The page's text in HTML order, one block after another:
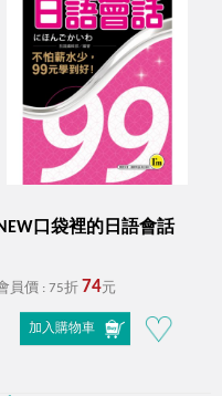
！
競爭
口袋裡的日語會話
員價 : 75折 74元
加入購物車